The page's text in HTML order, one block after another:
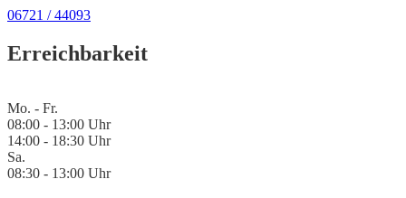
06721 / 44093
Erreichbarkeit
Mo. - Fr.
08:00 - 13:00 Uhr
14:00 - 18:30 Uhr
Sa.
08:30 - 13:00 Uhr